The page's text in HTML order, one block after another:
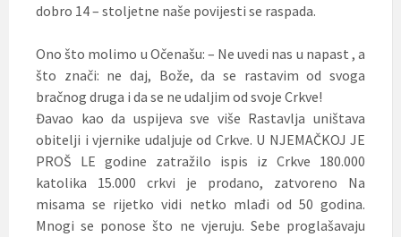
dobro 14 – stoljetne naše povijesti se raspada.
Ono što molimo u Očenašu: – Ne uvedi nas u napast , a
što znači: ne daj, Bože, da se rastavim od svoga
bračnog druga i da se ne udaljim od svoje Crkve!
Đavao kao da uspijeva sve više Rastavlja uništava
obitelji i vjernike udaljuje od Crkve. U NJEMAČKOJ JE
PROŠ LE godine zatražilo ispis iz Crkve 180.000
katolika 15.000 crkvi je prodano, zatvoreno Na
misama se rijetko vidi netko mlađi od 50 godina.
Mnogi se ponose što ne vjeruju. Sebe proglašavaju